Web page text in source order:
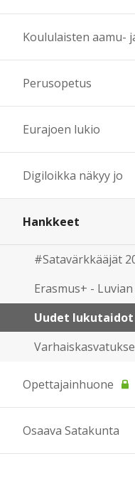
Koululaisten aamu-
Perusopetus
Eurajoen lukio
Digiloikka näkyy jo
Hankkeet
#Satavärkkääjät
Erasmus+ -
Uudet lukutaidot
Opettajainhuone
Osaava Satakunta